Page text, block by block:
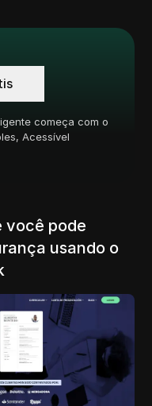
começa com o
Acessível
você pode
usando o